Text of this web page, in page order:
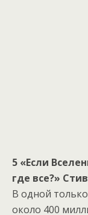
5 «Если
где все?»
В одной
около 400